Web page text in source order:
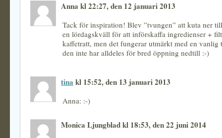
Anna kl 22:27, den 12 januari 2013
Tack för inspiration! Blev ”tvungen” att kuta ner
en lördagskväll för att införskaffa ingredienser +
kaffetratt, men det fungerar utmärkt med en vanlig
den inte har alldeles för bred öppning nedtill :-)
tina kl 15:52, den 13 januari 2013
Anna: :-)
Monica Ljungblad kl 18:53, den 22 juni 2014